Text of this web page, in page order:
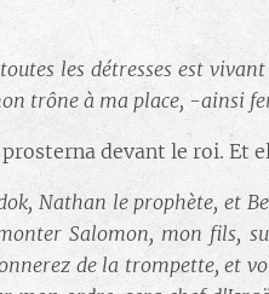
les détresses est
trône à ma place, -ainsi
devant le roi. Et
Nathan le prophète, et
Salomon, mon fils,
de la trompette, et